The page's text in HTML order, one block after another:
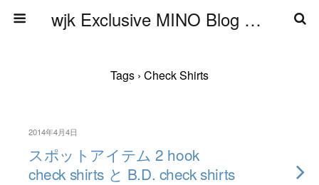
wjk Exclusive MINO Blog ブログ
Tags › Check Shirts
2014年4月4日
スポットアイテム 2 hook
check shirts と B.D. check shirts